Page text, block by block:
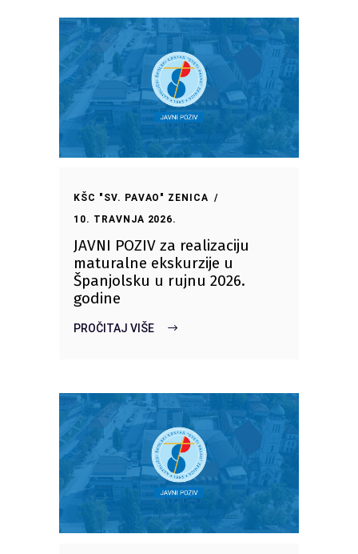
KŠC "SV. PAVAO" ZENICA
10. TRAVNJA 2026.
JAVNI POZIV za realizaciju
maturalne ekskurzije u
Španjolsku u rujnu 2026.
godine
PROČITAJ VIŠE